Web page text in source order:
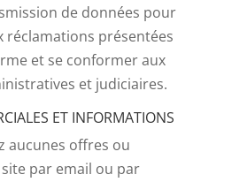
de données pour
réclamations présentées
et se conformer aux
et judiciaires.
ET INFORMATIONS
aucunes offres ou
par email ou par